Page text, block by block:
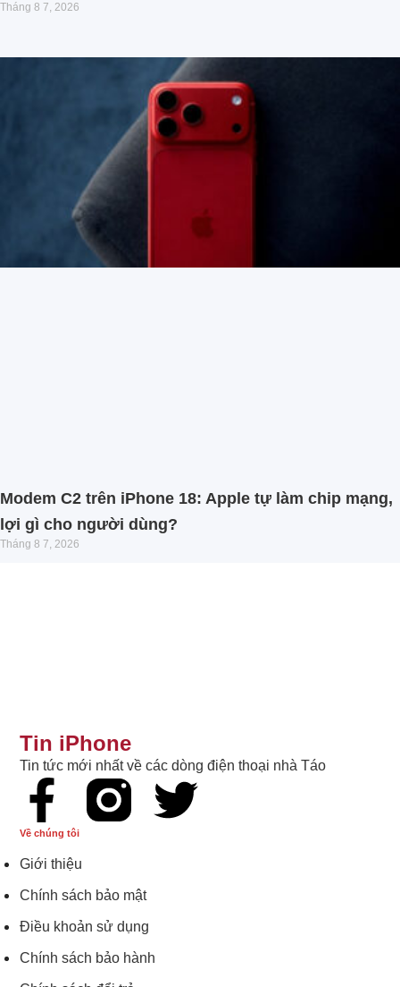
Tháng 8 7, 2026
Modem C2 trên iPhone 18: Apple tự làm chip mạng,
lợi gì cho người dùng?
Tháng 8 7, 2026
Tin iPhone
Tin tức mới nhất về các dòng điện thoại nhà Táo
Về chúng tôi
Giới thiệu
Chính sách bảo mật
Điều khoản sử dụng
Chính sách bảo hành